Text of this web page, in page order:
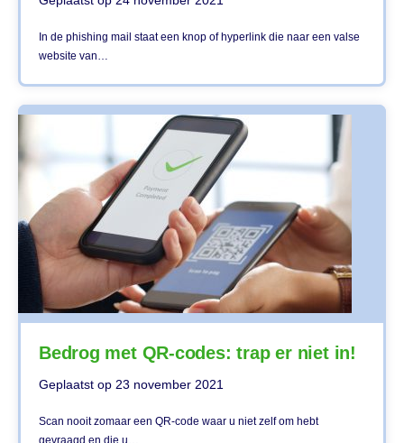
In de phishing mail staat een knop of hyperlink die naar een valse
website van…
Bedrog met QR-codes: trap er niet in!
Geplaatst op 23 november 2021
Scan nooit zomaar een QR-code waar u niet zelf om hebt
gevraagd en die u…